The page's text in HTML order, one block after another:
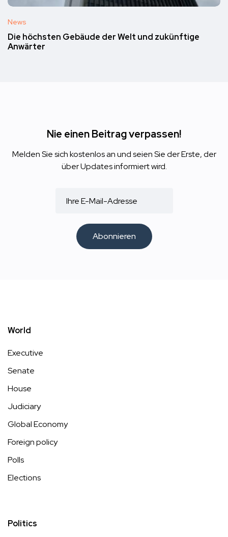
News
Die höchsten Gebäude der Welt und zukünftige
Anwärter
Nie einen Beitrag verpassen!
Melden Sie sich kostenlos an und seien Sie der Erste, der
über Updates informiert wird.
Abonnieren
World
Executive
Senate
House
Judiciary
Global Economy
Foreign policy
Polls
Elections
Politics